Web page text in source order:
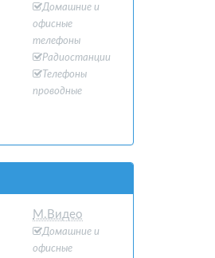
Домашние и
офисные
телефоны
Радиостанции
Телефоны
проводные
М.Видео
Домашние и
офисные